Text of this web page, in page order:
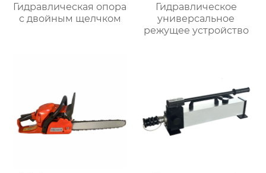
Гидравлическая опора
с двойным щелчком
Гидравлическое
универсальное
режущее устройство